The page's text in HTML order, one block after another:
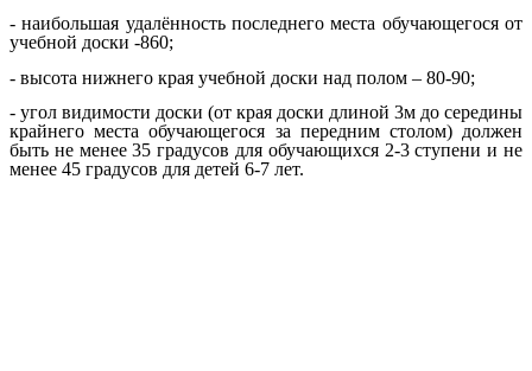
- наибольшая удалённость последнего места обучающегося от
учебной доски -860;
- высота нижнего края учебной доски над полом – 80-90;
- угол видимости доски (от края доски длиной 3м до середины
крайнего места обучающегося за передним столом) должен
быть не менее 35 градусов для обучающихся 2-3 ступени и не
менее 45 градусов для детей 6-7 лет.